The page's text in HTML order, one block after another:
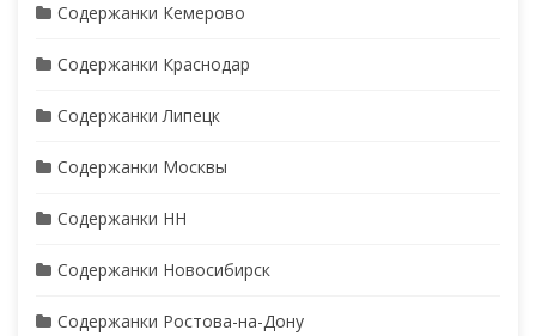
Содержанки Кемерово
Содержанки Краснодар
Содержанки Липецк
Содержанки Москвы
Содержанки НН
Содержанки Новосибирск
Содержанки Ростова-на-Дону